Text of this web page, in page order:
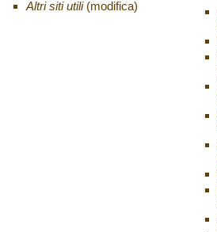
Altri siti utili (modifica)